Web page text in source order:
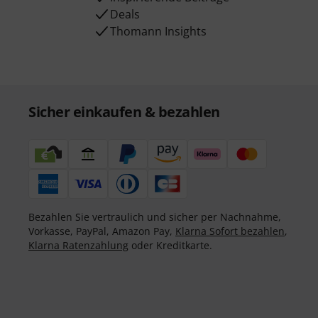
Deals
Thomann Insights
Sicher einkaufen & bezahlen
Bezahlen Sie vertraulich und sicher per Nachnahme,
Vorkasse, PayPal, Amazon Pay, Klarna Sofort bezahlen,
Klarna Ratenzahlung oder Kreditkarte.